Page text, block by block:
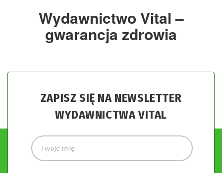
Wydawnictwo Vital –
gwarancja zdrowia
ZAPISZ SIĘ NA NEWSLETTER
WYDAWNICTWA VITAL